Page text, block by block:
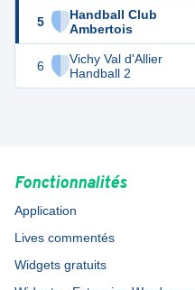
5
Handball Club
Ambertois
6
Vichy Val d'Allier
Handball 2
10
Fonctionnalités
Application
Lives commentés
Widgets gratuits